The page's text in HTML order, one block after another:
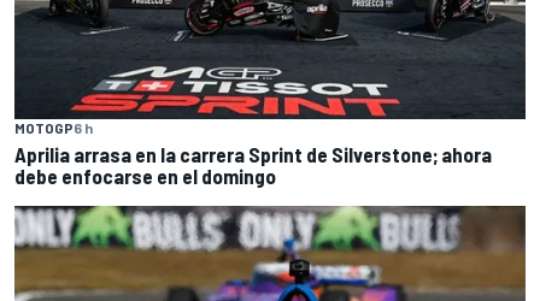
MOTOGP6 h
Aprilia arrasa en la carrera Sprint de Silverstone; ahora
debe enfocarse en el domingo